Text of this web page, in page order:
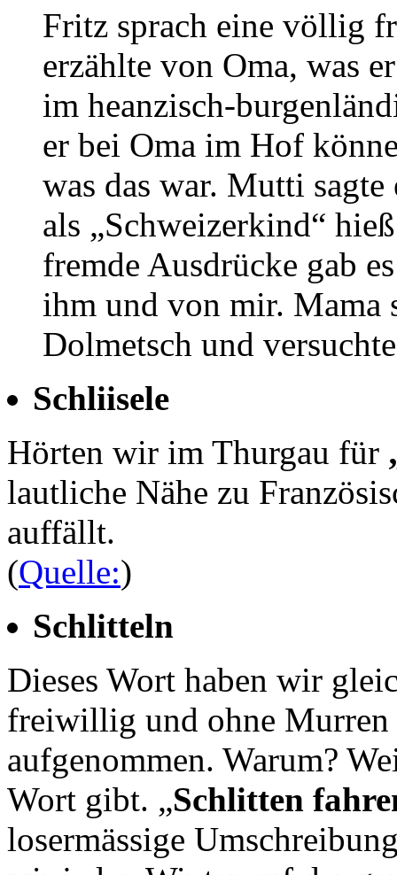
Fritz sprach eine völlig
erzählte von Oma, was
im heanzisch-
er bei Oma im Hof
was das war. Mutti
als „Schweizerkind“
fremde Ausdrücke gab
ihm und von mir. Mama
Dolmetsch und
Schliisele
Hörten wir im Thurgau für
lautliche Nähe zu
auffällt.
(Quelle:)
Schlitteln
Dieses Wort haben wir
freiwillig und ohne Murren
aufgenommen. Warum?
Wort gibt. „Schlitten
losermässige